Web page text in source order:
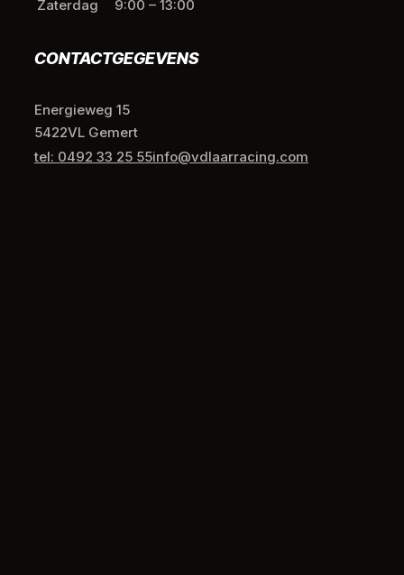
Zaterdag 9:00 – 13:00
CONTACTGEGEVENS
Energieweg 15
5422VL Gemert
tel: 0492 33 25 55info@vdlaarracing.com